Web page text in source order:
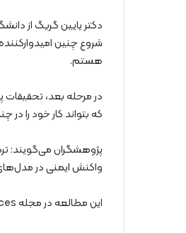
دکتر یایین گریگ از
شروع چنین
هستم.
در مرحله بعد،
که بتواند کار خود را در
پژوهشگران می‌گویند:
واکنش ایمنی در
این مطالعه در مجله Science Advances منتشر شده است.